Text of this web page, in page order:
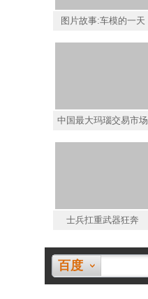
图片故事:车模的一天
中国最大玛瑙交易市场
士兵扛重武器狂奔
百度